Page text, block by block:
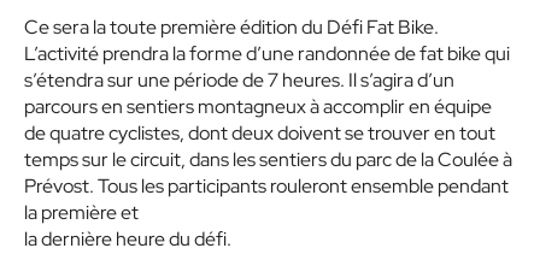
Ce sera la toute première édition du Défi Fat Bike.
L’activité prendra la forme d’une randonnée de fat bike qui
s’étendra sur une période de 7 heures. Il s’agira d’un
parcours en sentiers montagneux à accomplir en équipe
de quatre cyclistes, dont deux doivent se trouver en tout
temps sur le circuit, dans les sentiers du parc de la Coulée à
Prévost. Tous les participants rouleront ensemble pendant
la première et
la dernière heure du défi.